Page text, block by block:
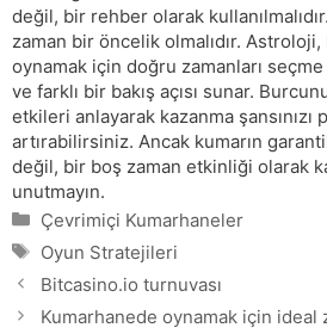
değil, bir rehber olarak
zaman bir öncelik olmalıdır. Astroloji,
oynamak için doğru zamanları
ve farklı bir bakış açısı sunar.
etkileri anlayarak kazanma şansınızı
artırabilirsiniz. Ancak kumarın
değil, bir boş zaman etkinliği olarak
unutmayın.
Categories
Çevrimiçi Kumarhaneler
Tags
Oyun Stratejileri
Bitcasino.io turnuvası
Kumarhanede oynamak için ideal